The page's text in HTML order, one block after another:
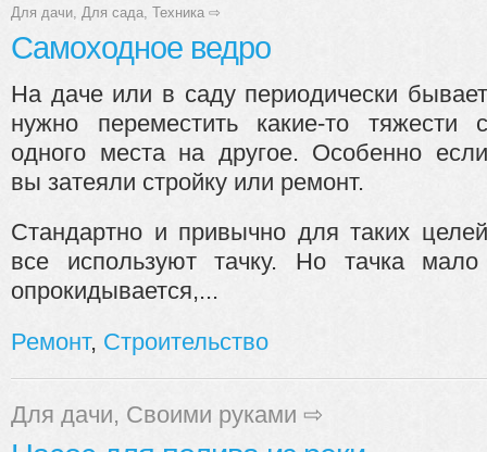
Для дачи Для сада Техника ⇨
Самоходное ведро
На даче или в саду периодически бывает
нужно переместить какие-то тяжести с
одного места на другое. Особенно если
вы затеяли стройку или ремонт.
Стандартно и привычно для таких целей
все используют тачку. Но тачка
опрокидывается,...
Ремонт, Строительство
Для дачи, Своими руками ⇨